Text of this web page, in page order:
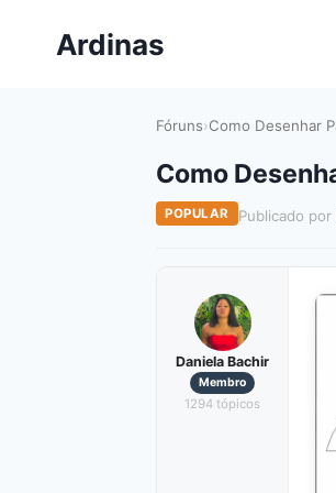
Ardinas
Fóruns›Como Desenhar
Como
POPULAR Publicado por
Daniela Bachir
Membro
1294 tópicos